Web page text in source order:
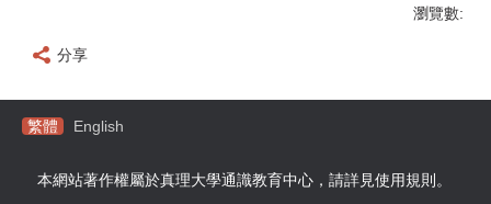
瀏覽數:
分享
繁體 English
本網站著作權屬於真理大學通識教育中心，請詳見使用規則。